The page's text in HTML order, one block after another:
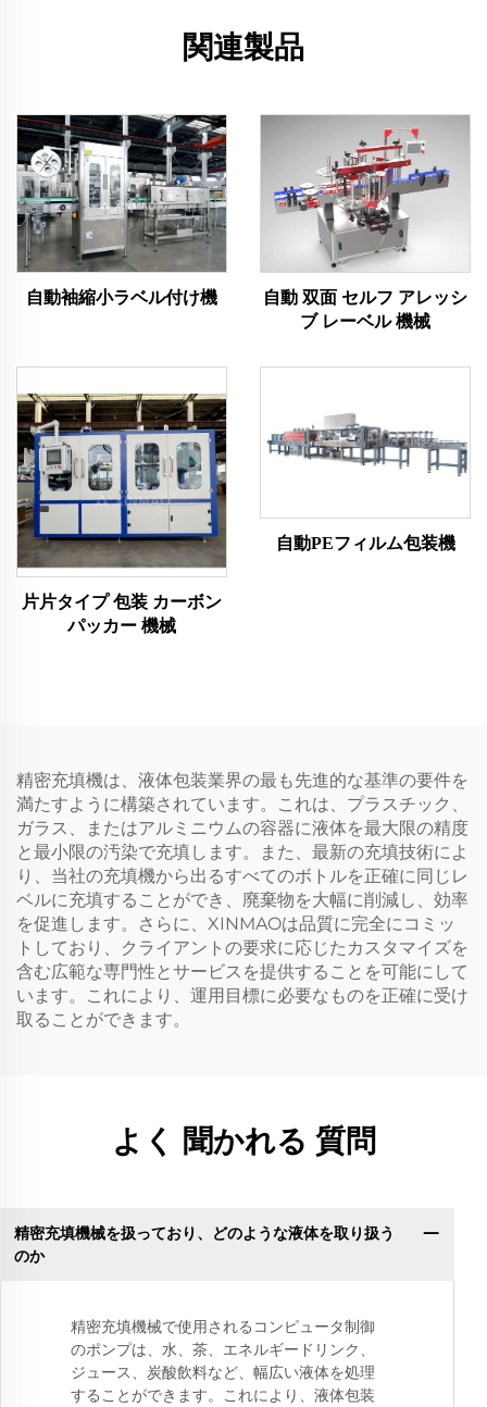
関連製品
自動袖縮小ラベル付け機
自動 双面 セルフ アレッシ
ブ レーベル 機械
片片タイプ 包装 カーボン
パッカー 機械
自動PEフィルム包装機
精密充填機は、液体包装業界の最も先進的な基準の要件を
満たすように構築されています。これは、プラスチック、
ガラス、またはアルミニウムの容器に液体を最大限の精度
と最小限の汚染で充填します。また、最新の充填技術によ
り、当社の充填機から出るすべてのボトルを正確に同じレ
ベルに充填することができ、廃棄物を大幅に削減し、効率
を促進します。さらに、XINMAOは品質に完全にコミッ
トしており、クライアントの要求に応じたカスタマイズを
含む広範な専門性とサービスを提供することを可能にして
います。これにより、運用目標に必要なものを正確に受け
取ることができます。
よく 聞かれる 質問
精密充填機械を扱っており、どのような液体を取り扱う
のか
精密充填機械で使用されるコンピュータ制御
のポンプは、水、茶、エネルギードリンク、
ジュース、炭酸飲料など、幅広い液体を処理
することができます。これにより、液体包装